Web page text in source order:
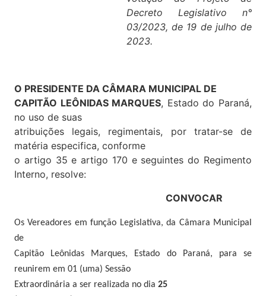
Decreto Legislativo n°
03/2023, de 19 de julho de
2023.
O PRESIDENTE DA CÂMARA MUNICIPAL DE
CAPITÃO LEÔNIDAS MARQUES, Estado do Paraná,
no uso de suas
atribuições legais, regimentais, por tratar-se de
matéria especifica, conforme
o artigo 35 e artigo 170 e seguintes do Regimento
Interno, resolve:
CONVOCAR
Os Vereadores em função Legislativa, da Câmara Municipal
de
Capitão Leônidas Marques, Estado do Paraná, para se
reunirem em 01 (uma) Sessão
Extraordinária a ser realizada no dia 25